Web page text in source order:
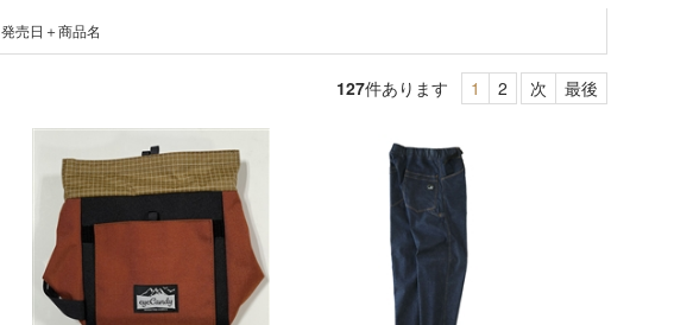
発売日＋商品名
127件あります 1 2 次 最後